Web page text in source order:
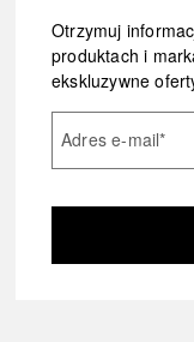
Otrzymuj
produktach i
ekskluzywne
Adres e-mail*